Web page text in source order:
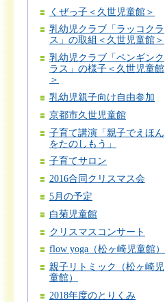
くぜっ子＜久世児童館＞
乳幼児クラブ「ラッコクラ
ス」の取組＜久世児童館＞
乳幼児クラブ「ペンギンク
ラス」の様子＜久世児童館
＞
乳幼児親子向け自由参加
京都市久世児童館
子育て講演「親子でえほん
をたのしもう」
子育てサロン
2016合同クリスマス会
5月の予定
白菊児童館
クリスマスコンサート
flow yoga（松ヶ崎児童館）
親子リトミック（松ヶ崎児
童館）
2018年度のとりくみ